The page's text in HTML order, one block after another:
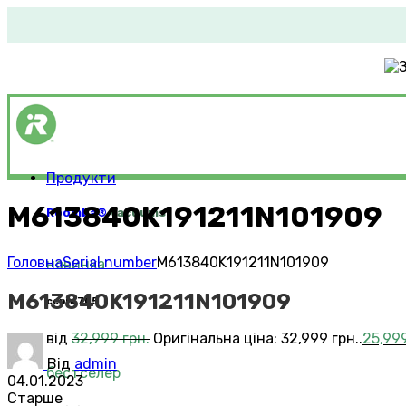
Продукти
Roomba®Vacuums
новинка
серія 705
від 32,999грн. Оригінальна ціна: 32,999 грн..
бестселер
M613840K191211N101909
ГоловнаSerial numberM613840K191211N101909
M613840K191211N101909
Від admin
04.01.2023
Старше